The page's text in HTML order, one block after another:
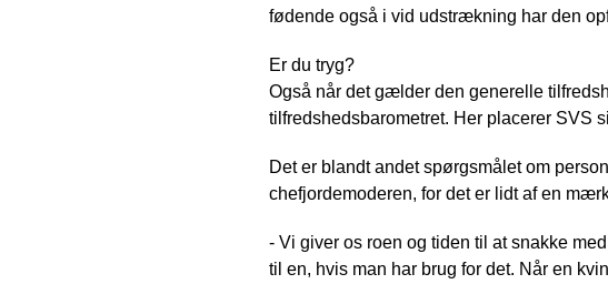
fødende også i vid udstrækning har den
Er du tryg?
Også når det gælder den generelle
tilfredshedsbarometret. Her placerer SVS
Det er blandt andet spørgsmålet om
chefjordemoderen, for det er lidt af en
- Vi giver os roen og tiden til at snakke
til en, hvis man har brug for det. Når en